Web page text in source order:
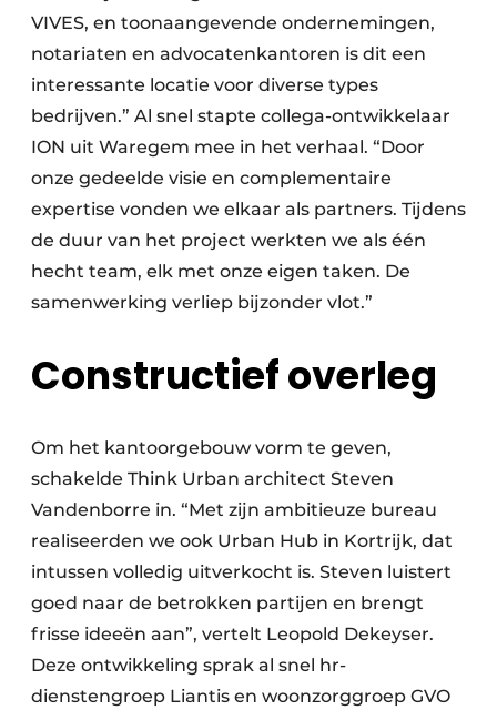
VIVES, en toonaangevende ondernemingen,
notariaten en advocatenkantoren is dit een
interessante locatie voor diverse types
bedrijven.” Al snel stapte collega-ontwikkelaar
ION uit Waregem mee in het verhaal. “Door
onze gedeelde visie en complementaire
expertise vonden we elkaar als partners. Tijdens
de duur van het project werkten we als één
hecht team, elk met onze eigen taken. De
samenwerking verliep bijzonder vlot.”
Constructief overleg
Om het kantoorgebouw vorm te geven,
schakelde Think Urban architect Steven
Vandenborre in. “Met zijn ambitieuze bureau
realiseerden we ook Urban Hub in Kortrijk, dat
intussen volledig uitverkocht is. Steven luistert
goed naar de betrokken partijen en brengt
frisse ideeën aan”, vertelt Leopold Dekeyser.
Deze ontwikkeling sprak al snel hr-
dienstengroep Liantis en woonzorggroep GVO